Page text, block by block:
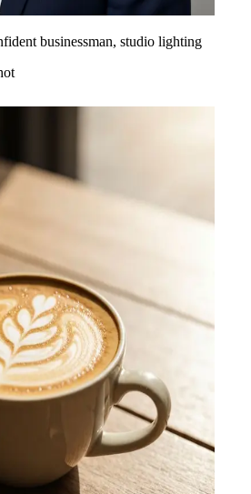
businessman, studio lighting